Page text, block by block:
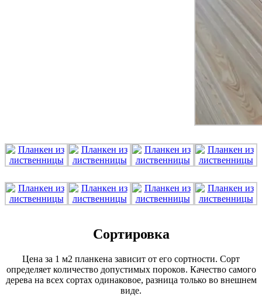
Сортировка
Цена за 1 м2 планкена зависит от его сортности. Сорт
определяет количество допустимых пороков. Качество самого
дерева на всех сортах одинаковое, разница только во внешнем
виде.